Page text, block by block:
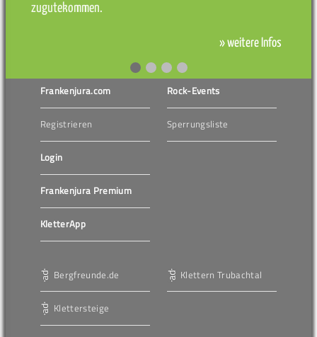
zugutekommen.
» weitere Infos
Frankenjura.com
Registrieren
Login
Frankenjura Premium
KletterApp
Rock-Events
Sperrungsliste
Bergfreunde.de
Klettersteige
Klettern Trubachtal